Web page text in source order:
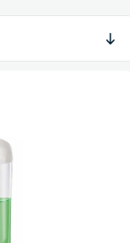
уборки
граффити и
и мягкой мебели